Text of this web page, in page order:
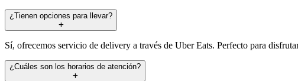
¿Tienen opciones para llevar?
Sí, ofrecemos servicio de delivery a través de Uber Eats. Perfecto para
¿Cuáles son los horarios de atención?